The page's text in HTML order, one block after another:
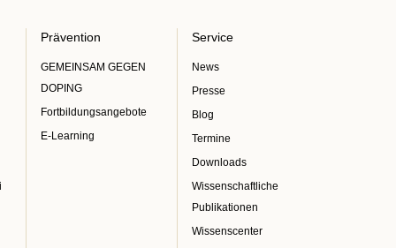
Prävention
GEMEINSAM GEGEN
DOPING
Fortbildungsangebote
E-Learning
Service
News
Presse
Blog
Termine
Downloads
Wissenschaftliche
Publikationen
Wissenscenter